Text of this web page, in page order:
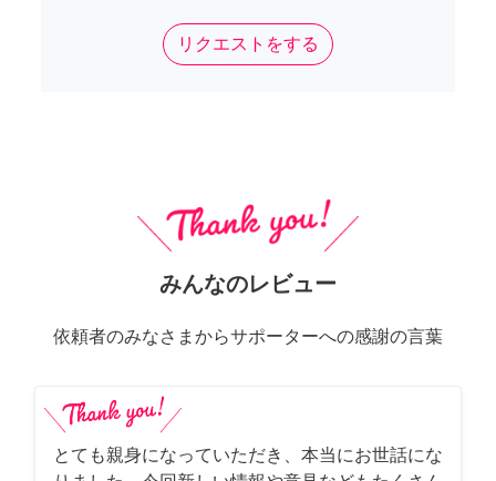
リクエストをする
みんなのレビュー
依頼者のみなさまからサポーターへの感謝の言葉
とても親身になっていただき、本当にお世話にな